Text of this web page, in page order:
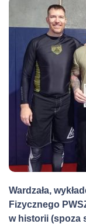
Wardzała,
Fizycznego
w historii (spoza